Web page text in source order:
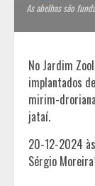
As abelhas são
No Jardim
implantados
mirim-
jataí.
20-12-2024
Sérgio